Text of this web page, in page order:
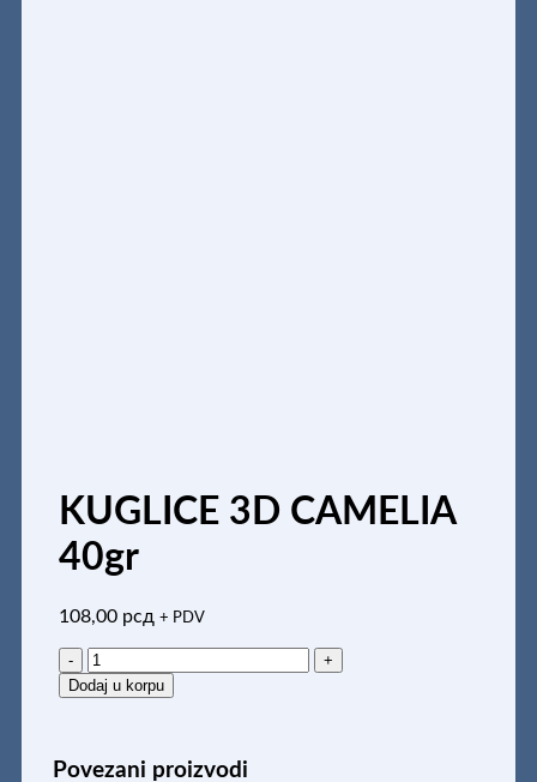
KUGLICE 3D CAMELIA
40gr
108,00 рсд + PDV
KUGLICE
3D
CAMELIA
Dodaj u korpu
Povezani proizvodi